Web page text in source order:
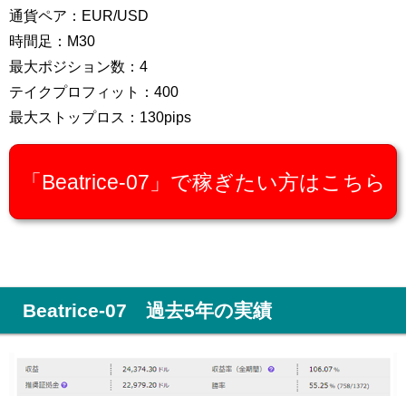
通貨ペア：EUR/USD
時間足：M30
最大ポジション数：4
テイクプロフィット：400
最大ストップロス：130pips
「Beatrice-07」で稼ぎたい方はこちら
Beatrice-07 過去5年の実績